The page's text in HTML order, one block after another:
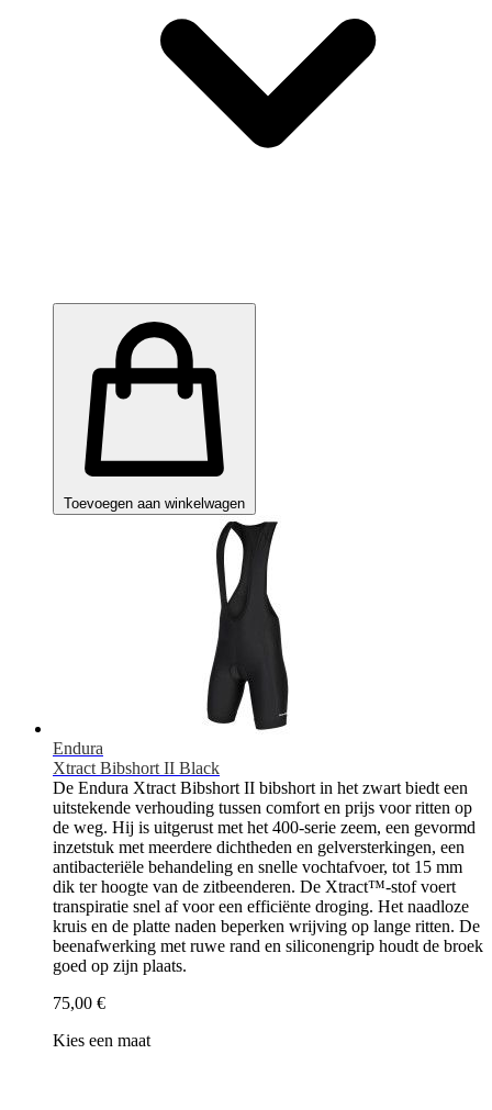
Toevoegen aan winkelwagen
Endura
Xtract Bibshort II Black
De Endura Xtract Bibshort II bibshort in het zwart biedt een
uitstekende verhouding tussen comfort en prijs voor ritten op
de weg. Hij is uitgerust met het 400-serie zeem, een gevormd
inzetstuk met meerdere dichtheden en gelversterkingen, een
antibacteriële behandeling en snelle vochtafvoer, tot 15 mm
dik ter hoogte van de zitbeenderen. De Xtract™-stof voert
transpiratie snel af voor een efficiënte droging. Het naadloze
kruis en de platte naden beperken wrijving op lange ritten. De
beenafwerking met ruwe rand en siliconengrip houdt de broek
goed op zijn plaats.
75,00 €
Kies een maat